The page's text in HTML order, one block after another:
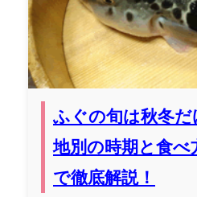
ふぐの旬は秋冬
地別の時期と食べ
で徹底解説！